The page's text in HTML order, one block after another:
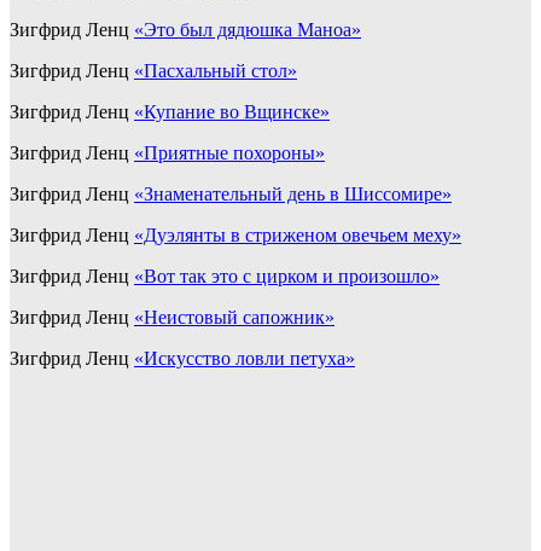
Зигфрид Ленц «Это был дядюшка Маноа»
Зигфрид Ленц «Пасхальный стол»
Зигфрид Ленц «Купание во Вщинске»
Зигфрид Ленц «Приятные похороны»
Зигфрид Ленц «Знаменательный день в Шиссомире»
Зигфрид Ленц «Дуэлянты в стриженом овечьем меху»
Зигфрид Ленц «Вот так это с цирком и произошло»
Зигфрид Ленц «Неистовый сапожник»
Зигфрид Ленц «Искусство ловли петуха»